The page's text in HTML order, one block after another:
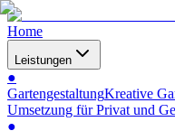
Home
Leistungen
●
GartengestaltungKreative
Umsetzung für Privat und
●